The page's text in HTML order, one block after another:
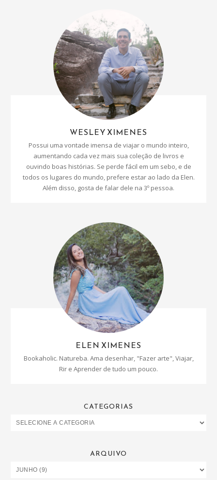
WESLEY XIMENES
Possui uma vontade imensa de viajar o mundo inteiro,
aumentando cada vez mais sua coleção de livros e
ouvindo boas histórias. Se perde fácil em um sebo, e de
todos os lugares do mundo, prefere estar ao lado da Elen.
Além disso, gosta de falar dele na 3º pessoa.
ELEN XIMENES
Bookaholic. Natureba. Ama desenhar, "Fazer arte", Viajar,
Rir e Aprender de tudo um pouco.
CATEGORIAS
ARQUIVO